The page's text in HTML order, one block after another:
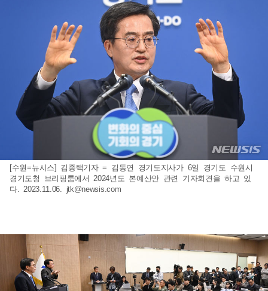
[수원=뉴시스] 김종택기자 = 김동연 경기도지사가 6일 경기도 수원시
경기도청 브리핑룸에서 2024년도 본예산안 관련 기자회견을 하고 있
다. 2023.11.06. jtk@newsis.com